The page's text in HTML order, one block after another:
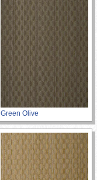
Green Olive